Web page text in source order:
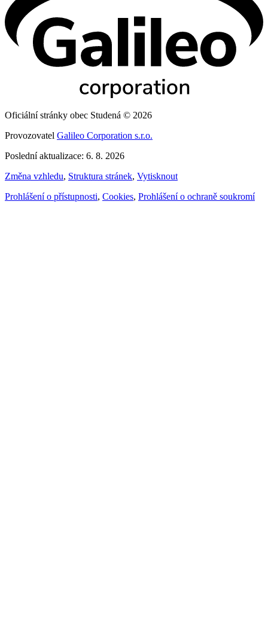
Oficiální stránky obec Studená © 2026
Provozovatel Galileo Corporation s.r.o.
Poslední aktualizace: 6. 8. 2026
Změna vzhledu, Struktura stránek, Vytisknout
Prohlášení o přístupnosti, Cookies, Prohlášení o ochraně soukromí